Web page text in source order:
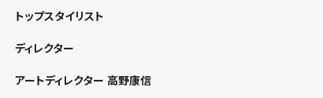
トップスタイリスト
ディレクター
アートディレクター 高野康信